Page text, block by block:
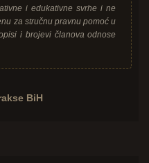
i edukativne svrhe i ne
za stručnu pravnu pomoć u
i brojevi članova odnose
BiH